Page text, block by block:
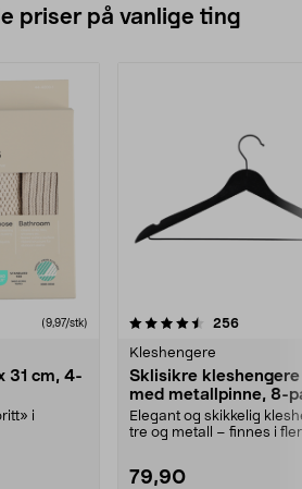
priser på vanlige ting
(9,97/stk)
31 cm, 4-
i
256
Kleshengere
Sklisikre
med metallpinne, 8-
Elegant og skikkelig
tre og metall – finnes i
79,90
4.5av 5 stjerner